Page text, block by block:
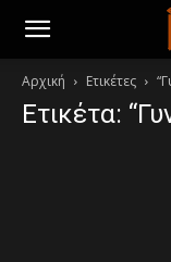
Αρχική Ετικέτες
Ετικέτα: